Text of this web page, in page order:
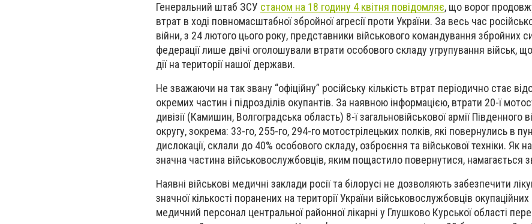
Генеральний штаб ЗСУ станом на 18 годину 4 квітня повідомляє, що ворог
втрат в ході повномасштабної збройної агресії проти України. За весь час
війни, з 24 лютого цього року, представники військового командування збройних
федерації лише двічі оголошували втрати особового складу угрупування військ,
дії на території нашої держави.
Не зважаючи на так звану “офіційну” російську кількість втрат періодично стає
окремих частин і підрозділів окупантів. За наявною інформацією, втрати 20-ї
дивізії (Камишин, Волгоградська область) 8-ї загальновійськової армії Південного
округу, зокрема: 33-го, 255-го, 294-го мотострілецьких полків, які повернулись в
дислокації, склали до 40% особового складу, озброєння та військової техніки. Як
значна частина військовослужбовців, яким пощастило повернутися, намагається
Наявні військові медичні заклади росії та білорусі не дозволяють забезпечити
значної кількості поранених на території України військовослужбовців окупаційних
медичний персонал центральної районної лікарні у Глушково Курської області